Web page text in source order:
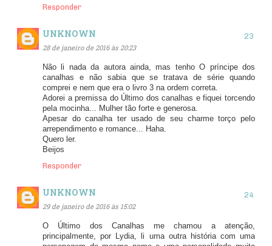
Responder
UNKNOWN
28 de janeiro de 2016 às 20:23
Não li nada da autora ainda, mas tenho O príncipe dos
canalhas e não sabia que se tratava de série quando
comprei e nem que era o livro 3 na ordem correta.
Adorei a premissa do Último dos canalhas e fiquei torcendo
pela mocinha... Mulher tão forte e generosa.
Apesar do canalha ter usado de seu charme torço pelo
arrependimento e romance... Haha.
Quero ler.
Beijos
Responder
UNKNOWN
29 de janeiro de 2016 às 15:02
O Último dos Canalhas me chamou a atenção,
principalmente, por Lydia, li uma outra história com uma